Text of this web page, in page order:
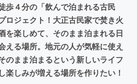
歩４分の「飲んで泊まれる古民
ロジェクト！大正古民家で焚き火
を楽しめて、そのまま泊まれる日
える場所。地元の人が気軽に使え
のまま泊まるという新しいライフ
楽しみが増える場所を作りたい！